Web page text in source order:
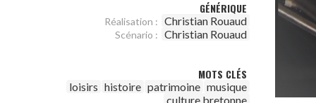
GÉNÉRIQUE
Réalisation : Christian Rouaud
Scénario : Christian Rouaud
MOTS CLÉS
loisirs histoire patrimoine musique
culture bretonne